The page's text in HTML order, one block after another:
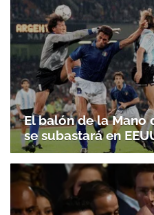
El balón de la Mano
se subastará en